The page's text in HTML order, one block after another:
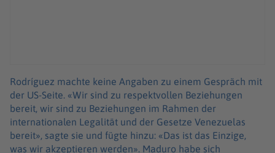
Rodríguez machte keine Angaben zu einem Gespräch mit
der US-Seite. «Wir sind zu respektvollen Beziehungen
bereit, wir sind zu Beziehungen im Rahmen der
internationalen Legalität und der Gesetze Venezuelas
bereit», sagte sie und fügte hinzu: «Das ist das Einzige,
was wir akzeptieren werden». Maduro habe sich